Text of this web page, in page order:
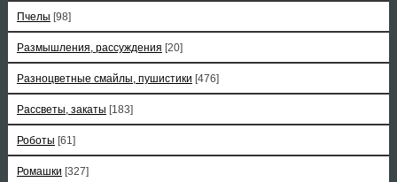
Пчелы [98]
Размышления, рассуждения [20]
Разноцветные смайлы, пушистики [476]
Рассветы, закаты [183]
Роботы [61]
Ромашки [327]